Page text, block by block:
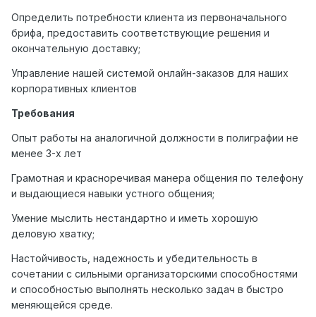
Определить потребности клиента из первоначального
брифа, предоставить соответствующие решения и
окончательную доставку;
Управление нашей системой онлайн-заказов для наших
корпоративных клиентов
Требования
Опыт работы на аналогичной должности в полиграфии не
менее 3-х лет
Грамотная и красноречивая манера общения по телефону
и выдающиеся навыки устного общения;
Умение мыслить нестандартно и иметь хорошую
деловую хватку;
Настойчивость, надежность и убедительность в
сочетании с сильными организаторскими способностями
и способностью выполнять несколько задач в быстро
меняющейся среде.